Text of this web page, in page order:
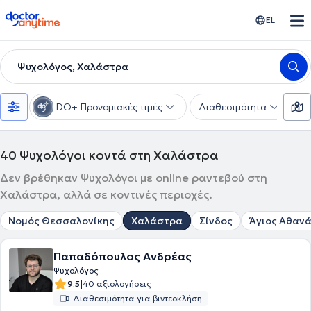
doctoranytime EL
Ψυχολόγος, Χαλάστρα
DO+ Προνομιακές τιμές Διαθεσιμότητα
40 Ψυχολόγοι κοντά στη Χαλάστρα
Δεν βρέθηκαν Ψυχολόγοι με online ραντεβού στη
Χαλάστρα, αλλά σε κοντινές περιοχές.
Νομός Θεσσαλονίκης Χαλάστρα Σίνδος Άγιος
Παπαδόπουλος Ανδρέας
Ψυχολόγος
9.5|40 αξιολογήσεις
Διαθεσιμότητα για βιντεοκλήση